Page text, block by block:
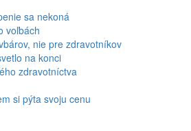
sa nekoná
voľbách
nie pre zdravotníkov
na konci
zdravotníctva
si pýta svoju cenu